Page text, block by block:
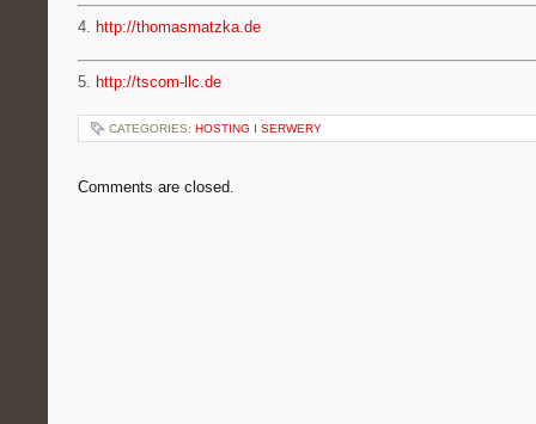
4. http://thomasmatzka.de
5. http://tscom-llc.de
CATEGORIES: HOSTING I SERWERY
Comments are closed.